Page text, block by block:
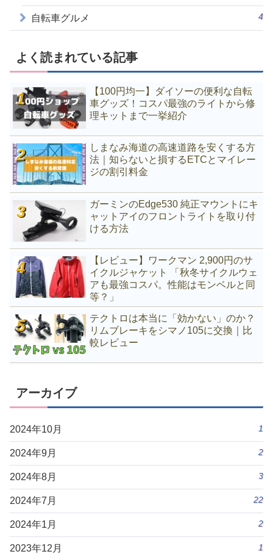
自転車グルメ 4
よく読まれている記事
【100円均一】ダイソーの便利な自転
車グッズ！コスパ最強のライトから修
理キットまで一挙紹介
しまなみ海道の高速道路を安くする方
法｜知らないと損するETCとマイレー
ジの割引料金
ガーミンのEdge530 純正マウントにキ
ャットアイのフロントライトを取り付
ける方法
【レビュー】ワークマン 2,900円のサ
イクルジャケット 「秋冬サイクルウェ
アも最強コスパ。性能はモンベルと同
等？」
テクトロは本当に「効かない」のか？
リムブレーキをシマノ105に交換｜比
較レビュー
アーカイブ
2024年10月 1
2024年9月 2
2024年8月 3
2024年7月 22
2024年1月 2
2023年12月 1